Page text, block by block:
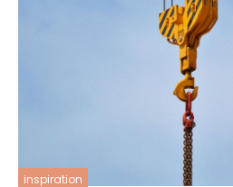
inspiration